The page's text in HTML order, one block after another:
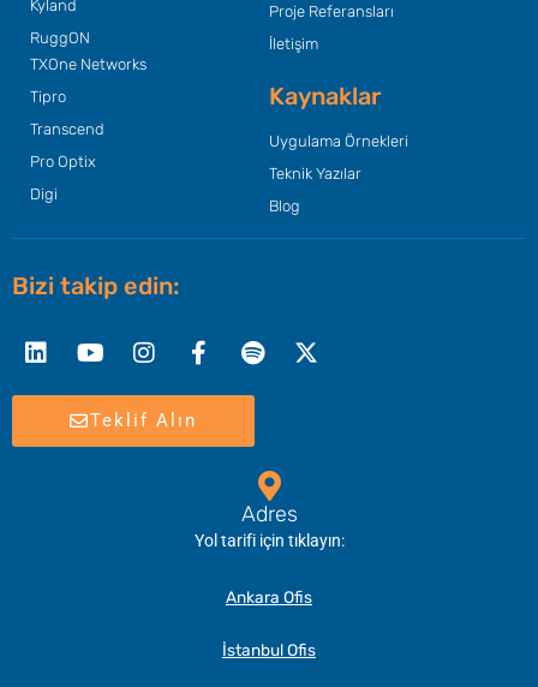
Kyland
RuggON
TXOne Networks
Tipro
Transcend
Pro Optix
Digi
Proje Referansları
İletişim
Kaynaklar
Uygulama Örnekleri
Teknik Yazılar
Blog
Bizi takip edin:
f
twitter
Teklif Alın
Adres
Yol tarifi için tıklayın:
Ankara Ofis
İstanbul Ofis